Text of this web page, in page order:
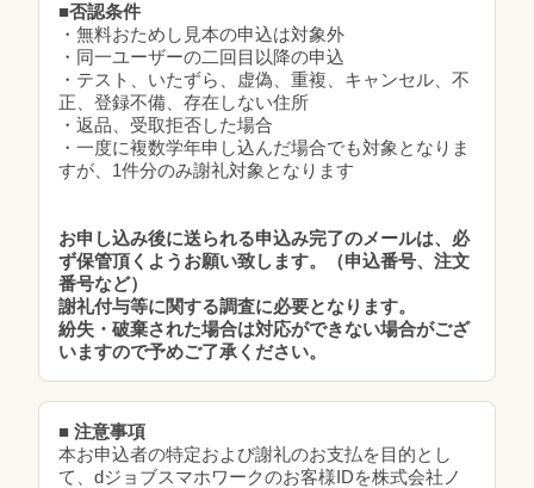
■否認条件
・無料おためし見本の申込は対象外
・同一ユーザーの二回目以降の申込
・テスト、いたずら、虚偽、重複、キャンセル、不
正、登録不備、存在しない住所
・返品、受取拒否した場合
・一度に複数学年申し込んだ場合でも対象となりま
すが、1件分のみ謝礼対象となります
お申し込み後に送られる申込み完了のメールは、必
ず保管頂くようお願い致します。（申込番号、注文
番号など）
謝礼付与等に関する調査に必要となります。
紛失・破棄された場合は対応ができない場合がござ
いますので予めご了承ください。
■ 注意事項
本お申込者の特定および謝礼のお支払を目的とし
て、dジョブスマホワークのお客様IDを株式会社ノ